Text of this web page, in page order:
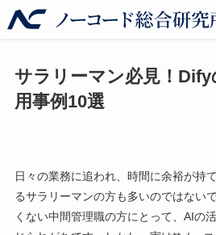
サラリーマン必見！Dify
用事例10選
日々の業務に追われ、時間に余裕が持
るサラリーマンの方も多いのではない
くない中間管理職の方にとって、AIの